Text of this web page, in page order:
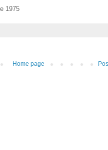
1975
Home page